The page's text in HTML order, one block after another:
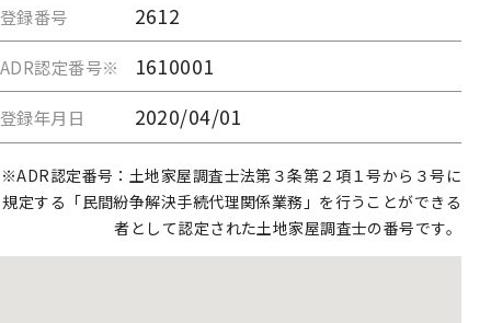
登録番号 2612
ADR認定番号※ 1610001
登録年月日 2020/04/01
※ADR認定番号：土地家屋調査士法第３条第２項１号から３号に
規定する「民間紛争解決手続代理関係業務」を行うことができる
者として認定された土地家屋調査士の番号です。